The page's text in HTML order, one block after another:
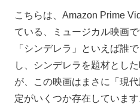
こちらは、Amazon Prime
ている、ミュージカル映画で
「シンデレラ」といえば誰
し、シンデレラを題材とし
が、この映画はまさに「現
定がいくつか存在しています